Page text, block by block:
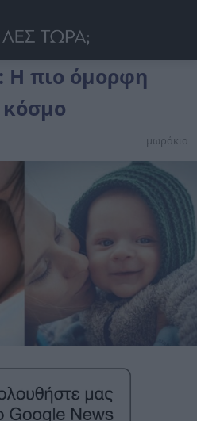
Η πιο όμορφη
μωράκια